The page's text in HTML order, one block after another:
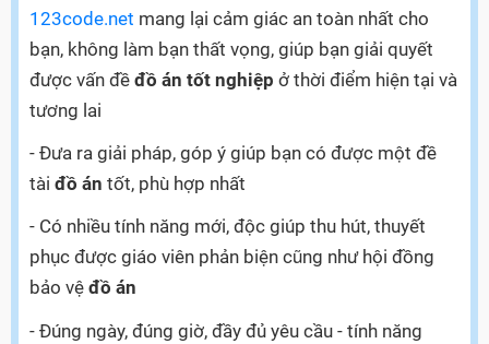
123code.net mang lại cảm giác an toàn nhất cho
bạn, không làm bạn thất vọng, giúp bạn giải quyết
được vấn đề đồ án tốt nghiệp ở thời điểm hiện tại và
tương lai
- Đưa ra giải pháp, góp ý giúp bạn có được một đề
tài đồ án tốt, phù hợp nhất
- Có nhiều tính năng mới, độc giúp thu hút, thuyết
phục được giáo viên phản biện cũng như hội đồng
bảo vệ đồ án
- Đúng ngày, đúng giờ, đầy đủ yêu cầu - tính năng